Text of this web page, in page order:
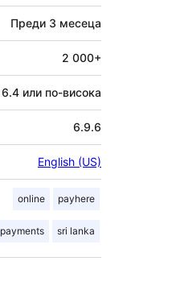
Преди 3 месеца
2 000+
6.4 или по-висока
6.9.6
English (US)
online payhere
payments sri lanka